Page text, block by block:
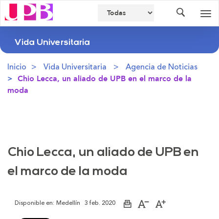
Vida Universitaria
Inicio Vida Universitaria Agencia de Noticias
Chio Lecca, un aliado de UPB en el marco de la
moda
Chio Lecca, un aliado de UPB en
el marco de la moda
Disponible en: Medellín 3 feb. 2020
ImprimirAumentarDisminuir